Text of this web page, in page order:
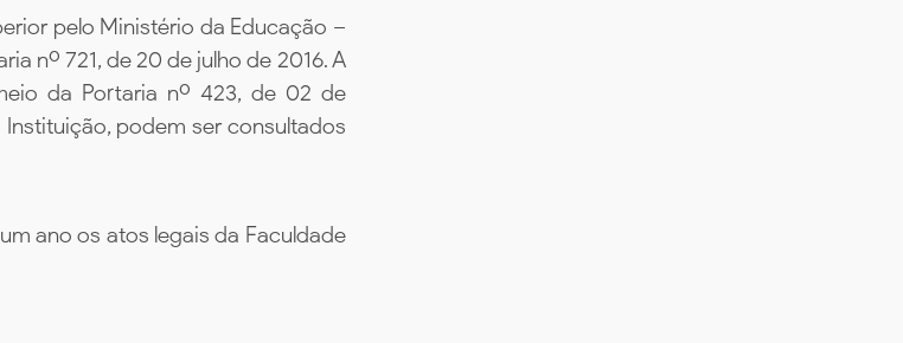
pelo Ministério da Educação –
nº 721, de 20 de julho de 2016. A
da Portaria nº 423, de 02 de
podem ser consultados
ano os atos legais da Faculdade